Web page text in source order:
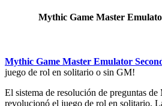
Mythic Game Master
Mythic Game Master Emulator
juego de rol en solitario o sin GM!
El sistema de resolución de preguntas
revolucionó el juego de rol en solitario.